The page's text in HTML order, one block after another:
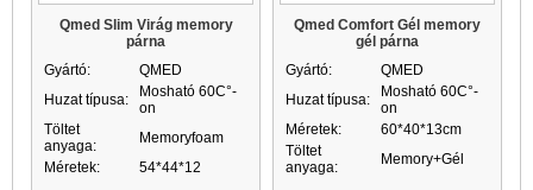
Qmed Slim Virág memory
párna
Gyártó:
QMED
Huzat típusa:
Mosható 60C°-
on
Töltet
anyaga:
Memoryfoam
Méretek:
54*44*12
Qmed Comfort Gél memory
gél párna
Gyártó:
QMED
Huzat típusa:
Mosható 60C°-
on
Méretek:
60*40*13cm
Töltet
anyaga:
Memory+Gél